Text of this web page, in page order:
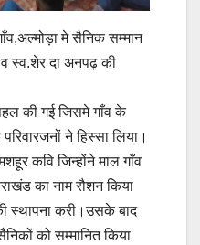
मे सैनिक सम्मान
स्व.शेर दा अनपढ़ की
की गई जिसमे गाँव के
ने हिस्सा लिया।
कवि जिन्होंने माल गाँव
का नाम रौशन किया
स्थापना करी।उसके बाद
को सम्मानित किया